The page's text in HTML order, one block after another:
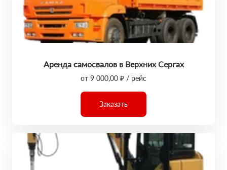
Аренда самосвалов в Верхних Сергах
от 9 000,00 ₽ / рейс
Заказать